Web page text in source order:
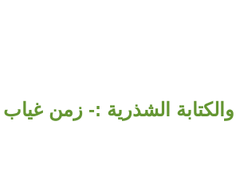
الشذرية :- زمن غياب